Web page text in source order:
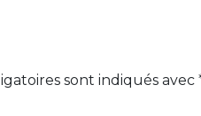
sont indiqués avec